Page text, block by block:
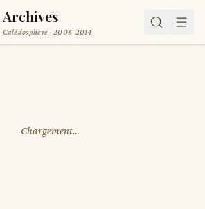
Archives
Calédosphère · 2006-2014
Chargement…